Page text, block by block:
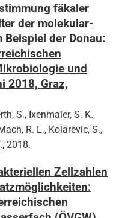
fäkaler
der molekular-
der Donau:
und
2018, Graz,
S., Ixenmaier, S. K.,
R. L., Kolarevic, S.,
2018.
Zellzahlen